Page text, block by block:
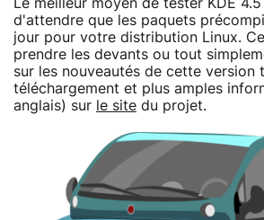
Le meilleur moyen de tester KDE
d'attendre que les paquets
jour pour votre distribution Linux.
prendre les devants ou tout
sur les nouveautés de cette version
téléchargement et plus amples
anglais) sur le site du projet.